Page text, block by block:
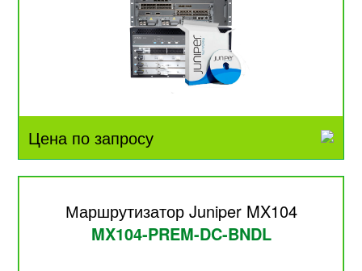
Цена по запросу
Маршрутизатор Juniper MX104
MX104-PREM-DC-BNDL